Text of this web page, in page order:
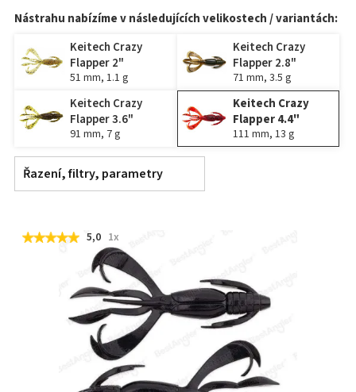
Nástrahu nabízíme v následujících velikostech / variantách:
Keitech Crazy
Flapper 2"
51 mm, 1.1 g
Keitech Crazy
Flapper 2.8"
71 mm, 3.5 g
Keitech Crazy
Flapper 3.6"
91 mm, 7 g
Keitech Crazy
Flapper 4.4"
111 mm, 13 g
Řazení, filtry, parametry
5,0 1x